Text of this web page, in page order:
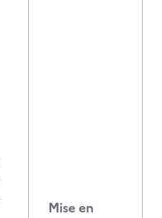
Mise en